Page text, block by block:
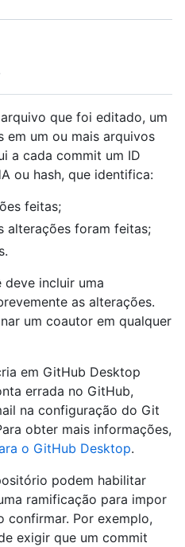
que foi editado, um
um ou mais arquivos
a cada commit um ID
ou hash, que identifica:
feitas;
alterações foram feitas;
incluir uma
as alterações.
um coautor em qualquer
em GitHub Desktop
errada no GitHub,
na configuração do Git
obter mais informações,
o GitHub Desktop.
podem habilitar
ramificação para impor
confirmar. Por exemplo,
exigir que um commit